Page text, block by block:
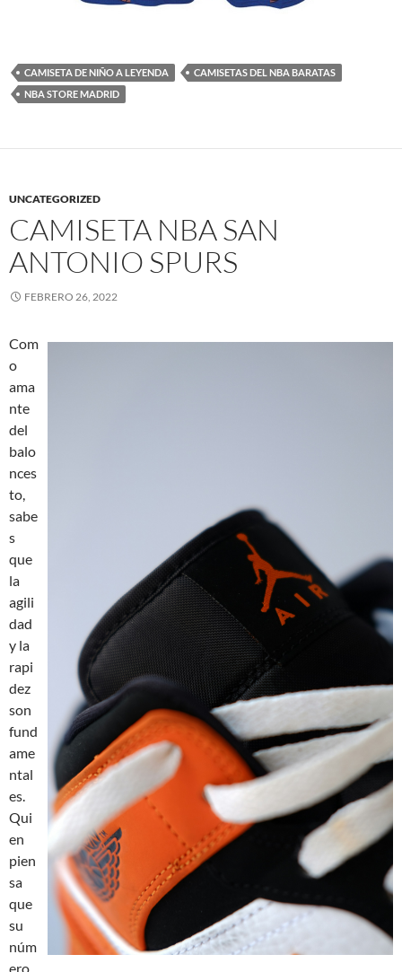
CAMISETA DE NIÑO A LEYENDA
CAMISETAS DEL NBA BARATAS
NBA STORE MADRID
UNCATEGORIZED
CAMISETA NBA SAN
ANTONIO SPURS
FEBRERO 26, 2022
Com
o
ama
nte
del
balo
nces
to,
sabe
s
que
la
agili
dad
y la
rapi
dez
son
fund
ame
ntal
es.
Qui
en
pien
sa
que
su
núm
ero